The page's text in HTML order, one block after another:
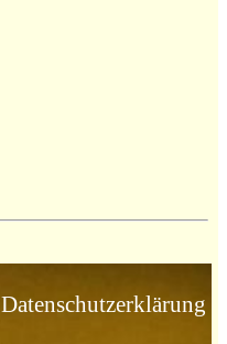
Datenschutzerklärung